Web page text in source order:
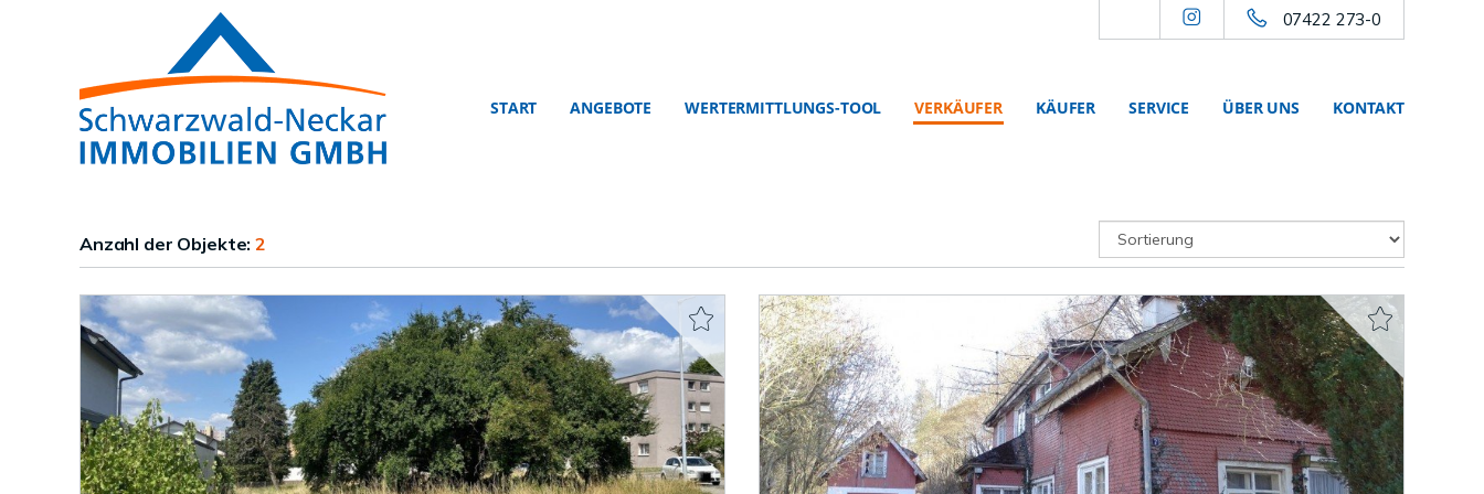
07422 273-0
START ANGEBOTE WERTERMITTLUNGS-TOOL VERKÄUFER KÄUFER SERVICE ÜBER UNS KONTAKT
Anzahl der Objekte:2